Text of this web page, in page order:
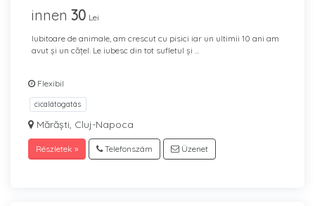
innen 30 Lei
Iubitoare de animale, am crescut cu pisici iar un ultimii 10 ani am
avut și un cățel. Le iubesc din tot sufletul și ...
Flexibil
cicalátogatás
Mărăști, Cluj-Napoca
Részletek » Telefonszám Üzenet